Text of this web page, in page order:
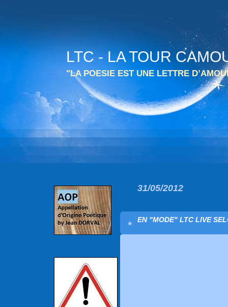
LTC - LA TOUR
"LA POESIE EST UNE LETTRE
31/05/2012
EN "MODE" LTC LIVE